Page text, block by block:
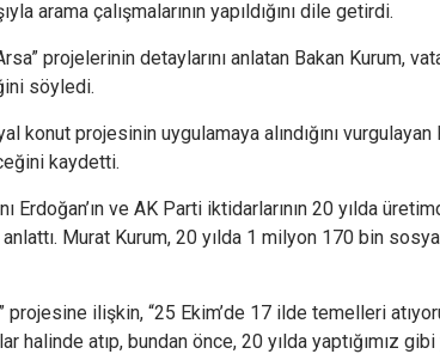
arama çalışmalarının yapıldığını dile getirdi.
projelerinin detaylarını anlatan Bakan Kurum,
söyledi.
konut projesinin uygulamaya alındığını
kaydetti.
Erdoğan’ın ve AK Parti iktidarlarının 20 yılda
Murat Kurum, 20 yılda 1 milyon 170 bin
projesine ilişkin, “25 Ekim’de 17 ilde temelleri
halinde atıp, bundan önce, 20 yılda yaptığımız